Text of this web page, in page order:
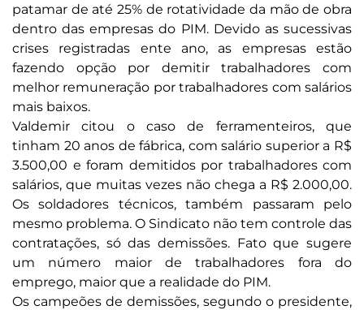
patamar de até 25% de rotatividade da mão de obra
dentro das empresas do PIM. Devido as sucessivas
crises registradas ente ano, as empresas estão
fazendo opção por demitir trabalhadores com
melhor remuneração por trabalhadores com salários
mais baixos.
Valdemir citou o caso de ferramenteiros, que
tinham 20 anos de fábrica, com salário superior a R$
3.500,00 e foram demitidos por trabalhadores com
salários, que muitas vezes não chega a R$ 2.000,00.
Os soldadores técnicos, também passaram pelo
mesmo problema. O Sindicato não tem controle das
contratações, só das demissões. Fato que sugere
um número maior de trabalhadores fora do
emprego, maior que a realidade do PIM.
Os campeões de demissões, segundo o presidente,